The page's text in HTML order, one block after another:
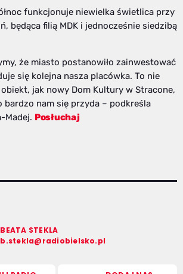
funkcjonuje niewielka świetlica przy
będąca filią MDK i jednocześnie siedzibą
że miasto postanowiło zainwestować
się kolejna nasza placówka. To nie
obiekt, jak nowy Dom Kultury w Stracone,
bardzo nam się przyda – podkreśla
Madej. Posłuchaj
BEATA STEKLA
b.stekla@radiobielsko.pl